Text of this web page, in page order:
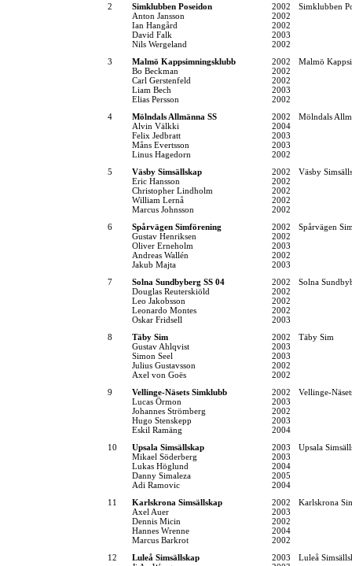
2
Simklubben Poseidon 2002
Simklubben
Anton Jansson
2002
Ian Hangård
2002
David Falk
2003
Nils Wergeland
2002
3
Malmö Kappsimningsklubb 2002
Malmö
Bo Beckman
2002
Carl Gerstenfeld
2002
Liam Bech
2003
Elias Persson
2002
4
Mölndals Allmänna SS 2002
Mölndals
Alvin Välkki
2004
Felix Jedbratt
2003
Måns Evertsson
2003
Linus Hagedorn
2002
5
Väsby Simsällskap 2002
Väsby
Eric Hansson
2002
Christopher Lindholm
2002
William Lernå
2002
Marcus Johnsson
2002
6
Spårvägen Simförening 2002
Spårvägen
Gustav Henriksen
2002
Oliver Erneholm
2003
Andreas Wallén
2002
Jakub Majta
2003
7
Solna Sundbyberg SS 04 2002
Solna
Douglas Reuterskiöld
2002
Leo Jakobsson
2002
Leonardo Montes
2002
Oskar Fridsell
2003
8
Täby Sim 2002
Täby Sim
Gustav Ahlqvist
2003
Simon Seel
2003
Julius Gustavsson
2002
Axel von Goës
2002
9
Vellinge-Näsets Simklubb 2002
Vellinge-
Lucas Örmon
2003
Johannes Strömberg
2002
Hugo Stenskepp
2003
Eskil Ramäng
2004
10
Upsala Simsällskap 2003
Upsala
Mikael Söderberg
2003
Lukas Höglund
2004
Danny Simaleza
2005
Adi Ramovic
2004
11
Karlskrona Simsällskap 2002
Karlskrona
Axel Auer
2003
Dennis Micin
2002
Hannes Wrenne
2004
Marcus Barkrot
2002
12
Luleå Simsällskap 2003
Luleå